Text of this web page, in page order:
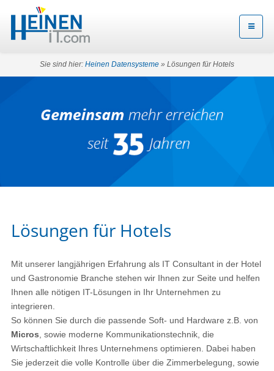
Sie sind hier: Heinen Datensysteme » Lösungen für Hotels
Lösungen für Hotels
Mit unserer langjährigen Erfahrung als IT Consultant in der Hotel
und Gastronomie Branche stehen wir Ihnen zur Seite und helfen
Ihnen alle nötigen IT-Lösungen in Ihr Unternehmen zu
integrieren.
So können Sie durch die passende Soft- und Hardware z.B. von
Micros , sowie moderne Kommunikationstechnik, die
Wirtschaftlichkeit Ihres Unternehmens optimieren. Dabei haben
Sie jederzeit die volle Kontrolle über die Zimmerbelegung, sowie